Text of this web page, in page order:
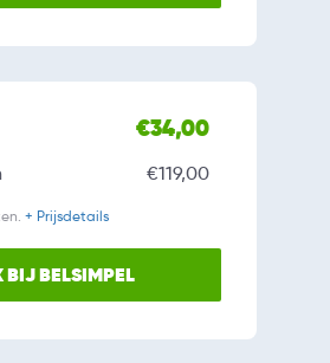
€34,00
€119,00
+ Prijsdetails
BIJ BELSIMPEL